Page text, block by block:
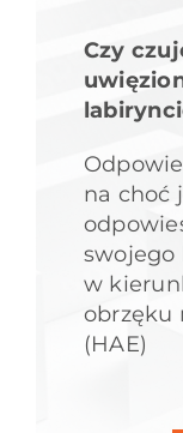
Czy
na choć
swojego
w
obrzęku
(HAE)